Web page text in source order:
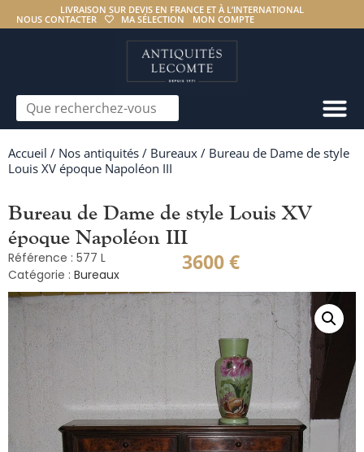
LIVRAISON SUR DEVIS EN FRANCE ET À L’INTERNATIONAL
NOUS CONTACTER
MA SÉLECTION MON COMPTE
Accueil / Nos antiquités / Bureaux / Bureau de Dame de style
Louis XV époque Napoléon III
Bureau de Dame de style Louis XV
époque Napoléon III
Référence : 577 L
Catégorie : Bureaux 3600€